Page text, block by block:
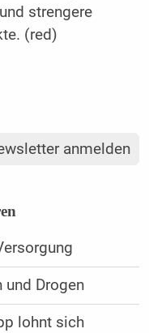
strengere
(red)
anmelden
und Drogen
lohnt sich